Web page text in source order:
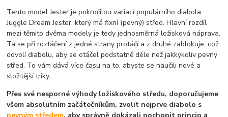
Tento model Jester je pokročilou variací populárního diabola
Juggle Dream Jester, který má fixní (pevný) střed. Hlavní rozdíl
mezi těmito dvěma modely je tedy jednosměrná ložisková náprava.
Ta se při roztáčení z jedné strany protáčí a z druhé zablokuje, což
dovolí diabolu, aby se otáčel podstatně déle než jakkýkoliv pevný
střed. To vám dává více času na to, abyste se naučili nové a
složitější triky.
Přes své nesporné výhody ložiskového středu, doporučujeme
všem absolutním začátečníkům, zvolit nejprve diabolo s